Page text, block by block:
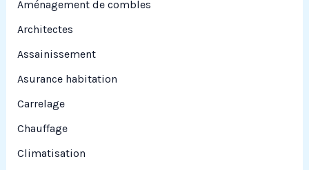
:
Aménagement de combles
Architectes
Assainissement
Asurance habitation
Carrelage
Chauffage
Climatisation